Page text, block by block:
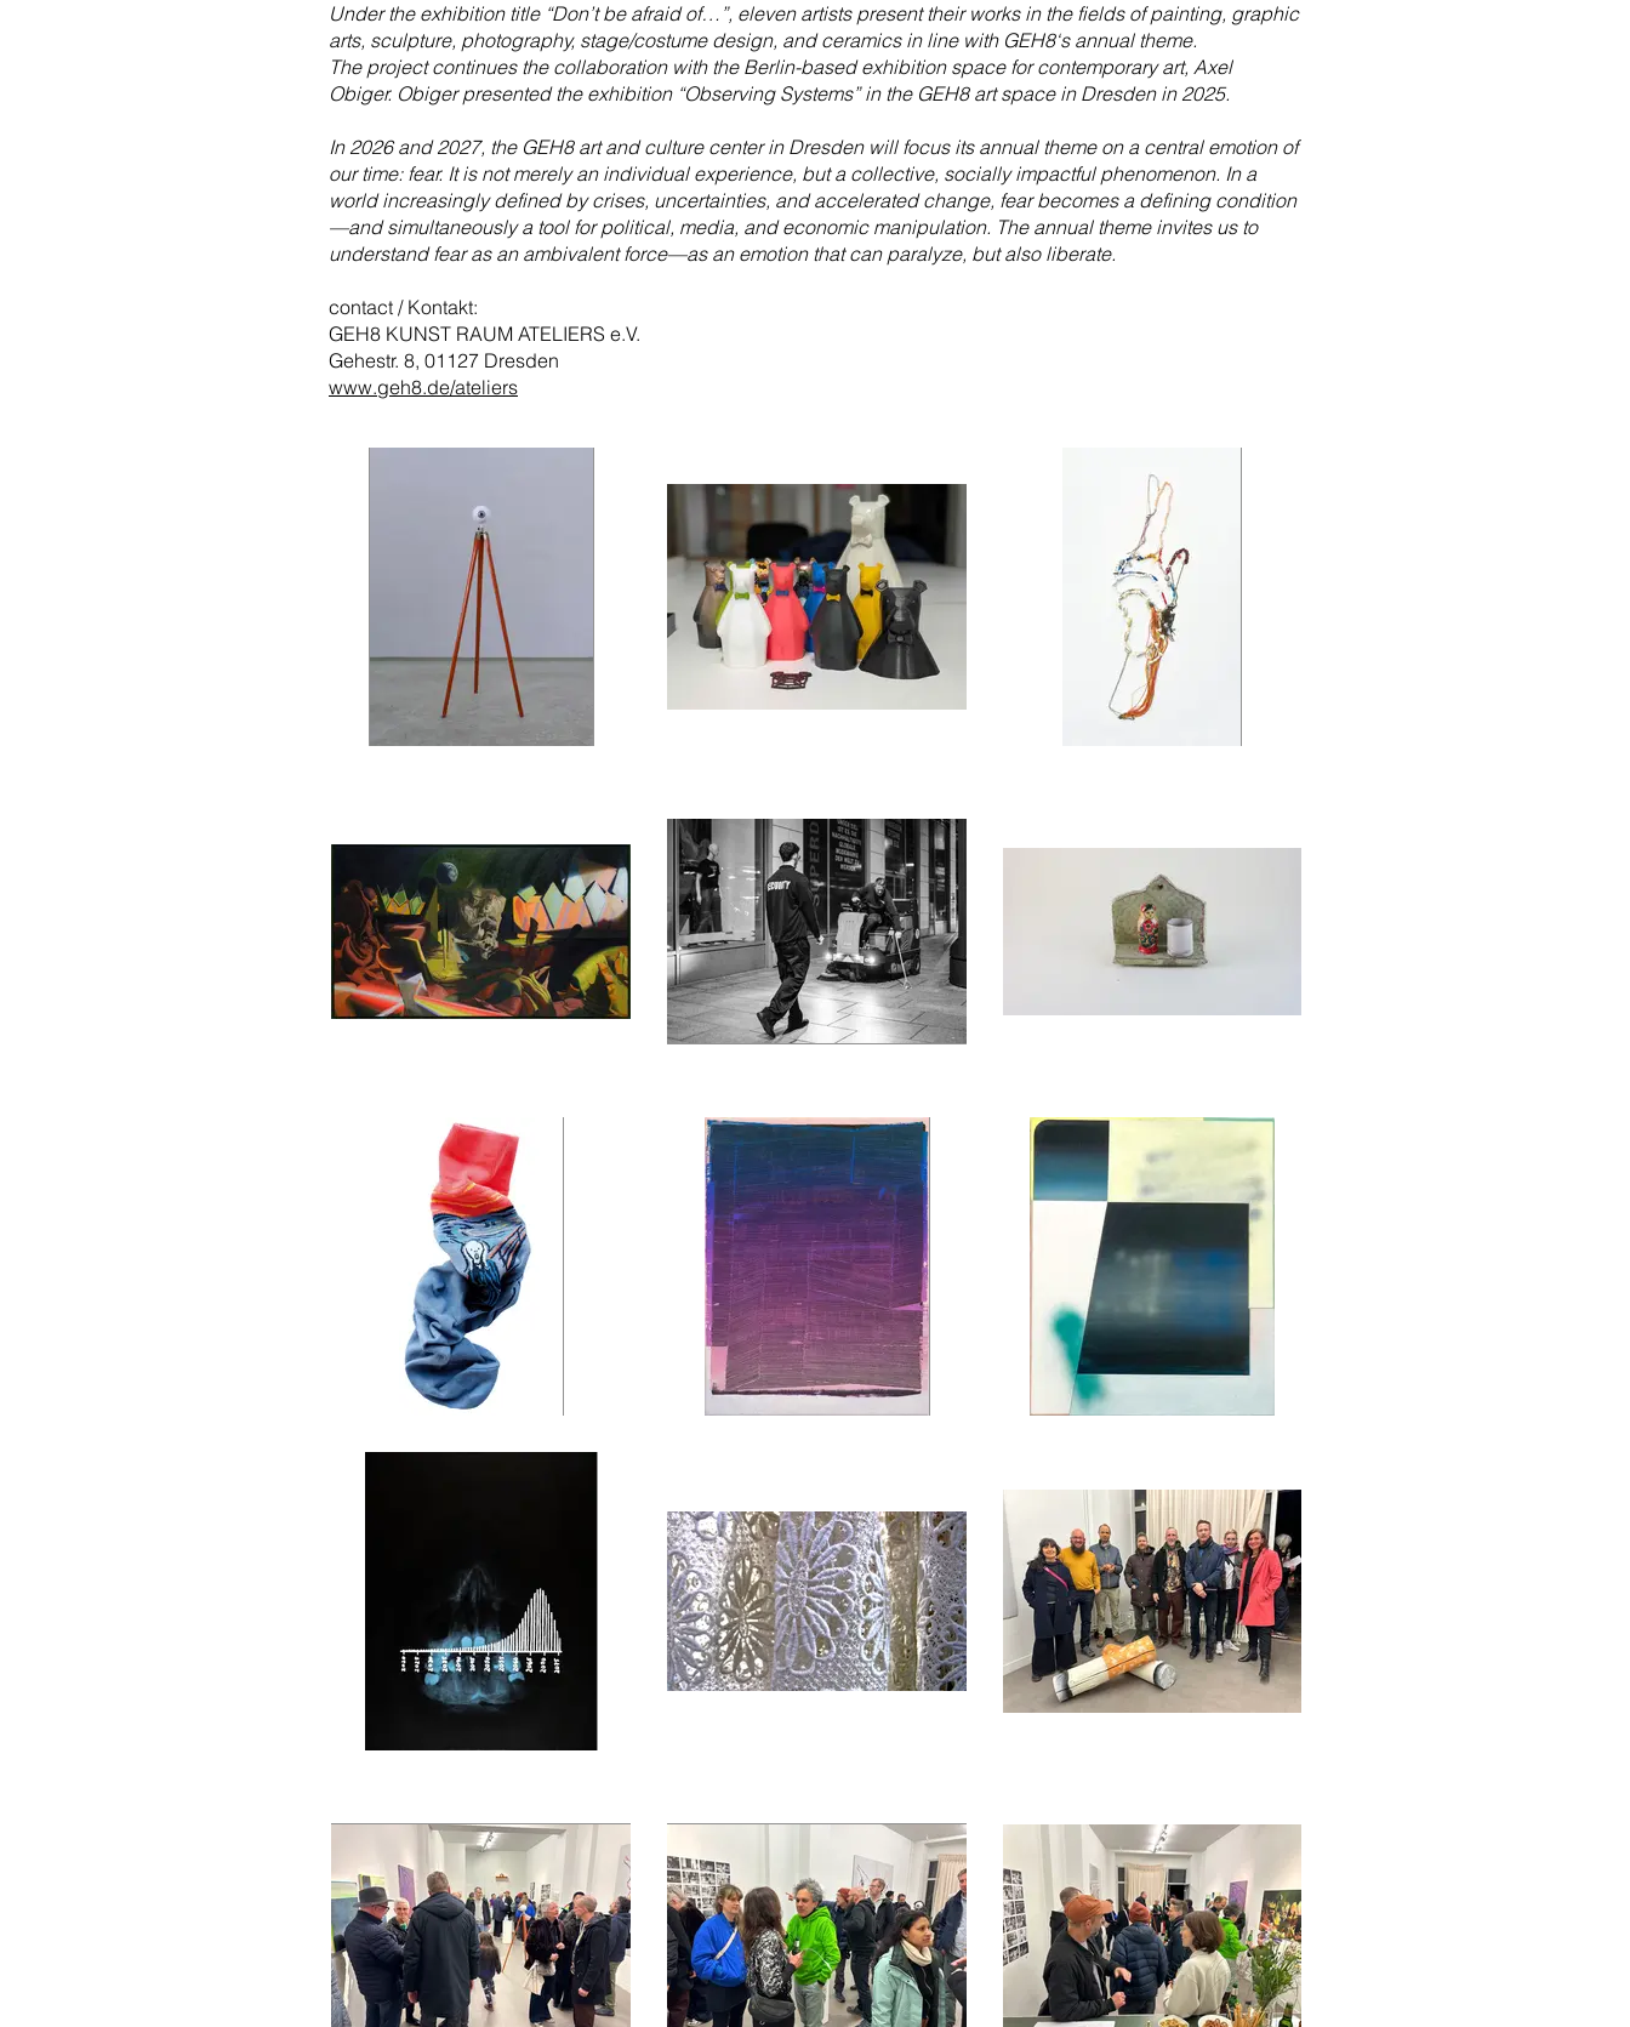
Under the exhibition title “Don’t be afraid of…”, eleven artists present their works in the fields of painting, graphic
arts, sculpture, photography, stage/costume design, and ceramics in line with GEH8‘s annual theme.
The project continues the collaboration with the Berlin-based exhibition space for contemporary art, Axel
Obiger. Obiger presented the exhibition “Observing Systems” in the GEH8 art space in Dresden in 2025.
In 2026 and 2027, the GEH8 art and culture center in Dresden will focus its annual theme on a central emotion of
our time: fear. It is not merely an individual experience, but a collective, socially impactful phenomenon. In a
world increasingly defined by crises, uncertainties, and accelerated change, fear becomes a defining condition
—and simultaneously a tool for political, media, and economic manipulation. The annual theme invites us to
understand fear as an ambivalent force—as an emotion that can paralyze, but also liberate.
contact / Kontakt:
GEH8 KUNST RAUM ATELIERS e.V.
Gehestr. 8, 01127 Dresden
www.geh8.de/ateliers